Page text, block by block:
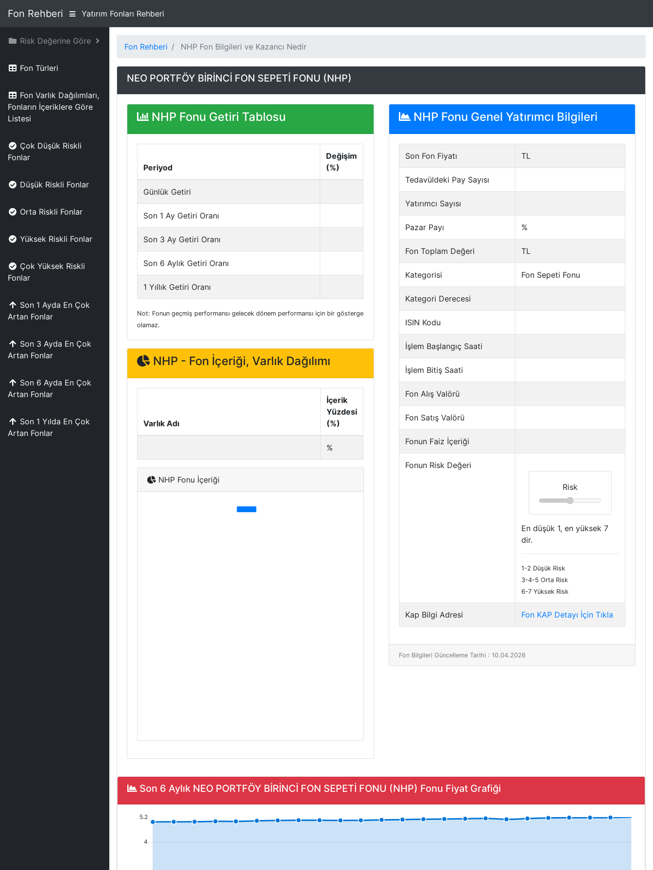
Fon Rehberi Yatırım Fonları Rehberi
Risk Değerine Göre
Fon Türleri
Fon Varlık Dağılımları,
Fonların İçeriklere Göre
Listesi
Çok Düşük Riskli
Fonlar
Düşük Riskli Fonlar
Orta Riskli Fonlar
Yüksek Riskli Fonlar
Çok Yüksek Riskli
Fonlar
Son 1 Ayda En Çok
Artan Fonlar
Son 3 Ayda En Çok
Artan Fonlar
Son 6 Ayda En Çok
Artan Fonlar
Son 1 Yılda En Çok
Artan Fonlar
Fon Rehberi NHP Fon Bilgileri ve Kazancı Nedir
NEO PORTFÖY BİRİNCİ FON SEPETİ FONU (NHP)
NHP Fonu Getiri Tablosu
Periyod
Değişim
(%)
Günlük Getiri
Son 1 Ay Getiri Oranı
Son 3 Ay Getiri Oranı
Son 6 Aylık Getiri Oranı
1 Yıllık Getiri Oranı
Not: Fonun geçmiş performansı gelecek dönem performansı için bir gösterge
olamaz.
NHP - Fon İçeriği, Varlık Dağılımı
Varlık Adı
İçerik
Yüzdesi
(%)
%
NHP Fonu İçeriği
NHP Fonu Genel Yatırımcı Bilgileri
Son Fon Fiyatı TL
Tedavüldeki Pay Sayısı
Yatırımcı Sayısı
Pazar Payı %
Fon Toplam Değeri TL
Kategorisi Fon Sepeti Fonu
Kategori Derecesi
ISIN Kodu
İşlem Başlangıç Saati
İşlem Bitiş Saati
Fon Alış Valörü
Fon Satış Valörü
Fonun Faiz İçeriği
Fonun Risk Değeri
Risk
En düşük 1, en yüksek 7
dir.
1-2 Düşük Risk
3-4-5 Orta Risk
6-7 Yüksek Risk
Kap Bilgi Adresi Fon KAP Detayı İçin Tıkla
Fon Bilgileri Güncelleme Tarihi : 10.04.2026
Son 6 Aylık NEO PORTFÖY BİRİNCİ FON SEPETİ FONU (NHP) Fonu Fiyat Grafiği